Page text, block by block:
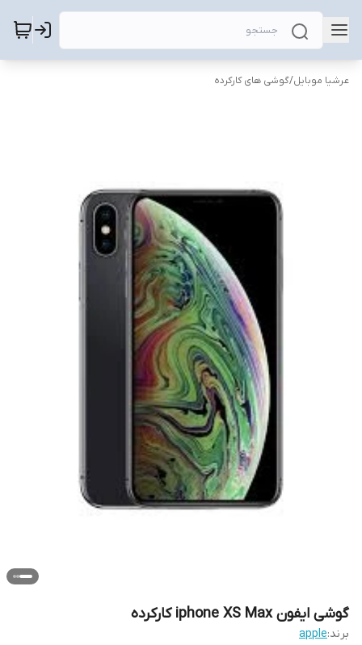
عرشیا موبایل/گوشی های کارکرده
گوشی ایفون iphone XS Max کارکرده
برند:apple